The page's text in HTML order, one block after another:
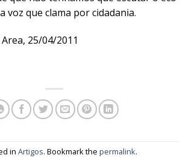
voz que clama por cidadania.
25/04/2011
in Artigos. Bookmark the permalink.